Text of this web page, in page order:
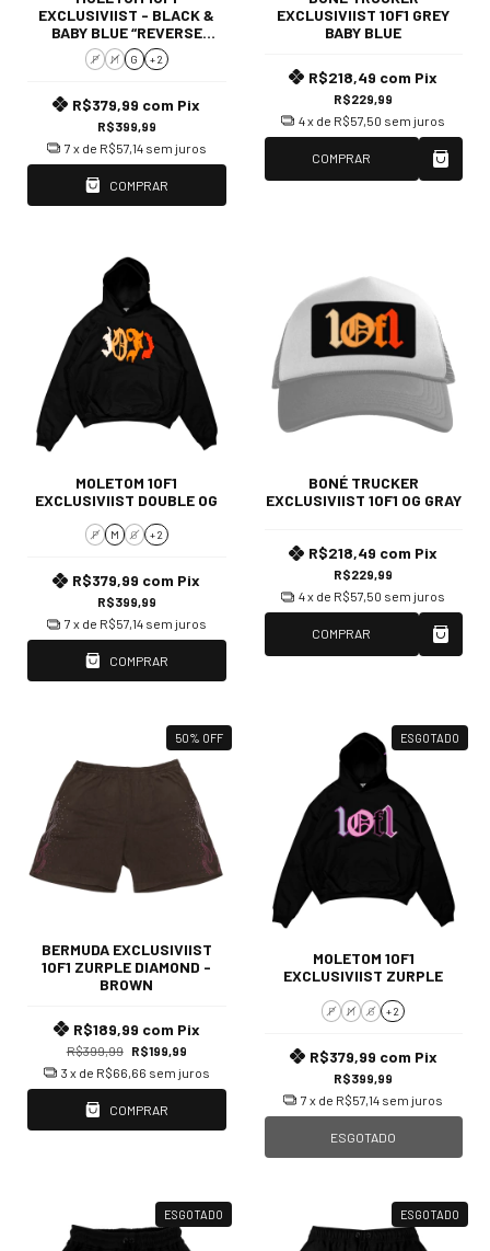
EXCLUSIVIIST - BLACK &
BABY BLUE “REVERSE
CLOUDS”
P M G + 2
R$399,99
R$379,99 com Pix
7 x de R$57,14 sem juros
COMPRAR
EXCLUSIVIIST 1OF1 GREY
BABY BLUE
R$229,99
R$218,49 com Pix
4x de R$57,50 sem juros
COMPRAR
MOLETOM 1OF1
EXCLUSIVIIST DOUBLE OG
P M G + 2
R$399,99
R$379,99 com Pix
7 x de R$57,14 sem juros
COMPRAR
BONÉ TRUCKER
EXCLUSIVIIST 1OF1 OG GRAY
R$229,99
R$218,49 com Pix
4x de R$57,50 sem juros
COMPRAR
50% OFF
BERMUDA EXCLUSIVIIST
1OF1 ZURPLE DIAMOND -
BROWN
R$399,99 R$199,99
R$189,99 com Pix
3 x de R$66,66 sem juros
COMPRAR
ESGOTADO
MOLETOM 1OF1
EXCLUSIVIIST ZURPLE
P M G + 2
R$399,99
R$379,99 com Pix
7 x de R$57,14 sem juros
ESGOTADO
ESGOTADO ESGOTADO